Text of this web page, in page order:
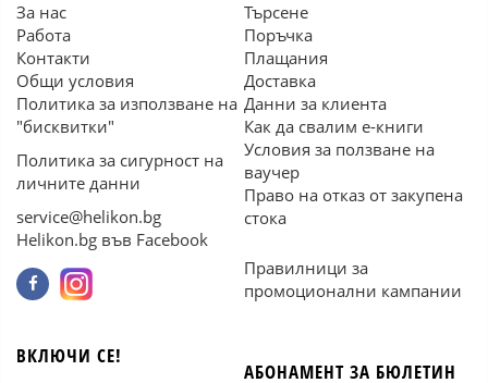
За нас
Работа
Контакти
Общи условия
Политика за използване на
"бисквитки"
Политика за сигурност на
личните данни
service@helikon.bg
Helikon.bg във Facebook
Търсене
Поръчка
Плащания
Доставка
Данни за клиента
Как да свалим е-книги
Условия за ползване на
ваучер
Право на отказ от закупена
стока
Правилници за
промоционални кампании
ВКЛЮЧИ СЕ!
АБОНАМЕНТ ЗА БЮЛЕТИН